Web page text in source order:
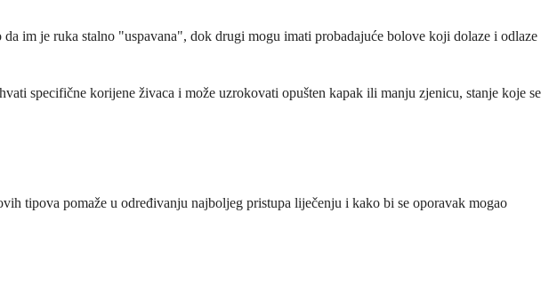
im je ruka stalno "uspavana", dok drugi mogu imati probadajuće bolove koji dolaze i odlaze
specifične korijene živaca i može uzrokovati opušten kapak ili manju zjenicu, stanje koje se
tipova pomaže u određivanju najboljeg pristupa liječenju i kako bi se oporavak mogao